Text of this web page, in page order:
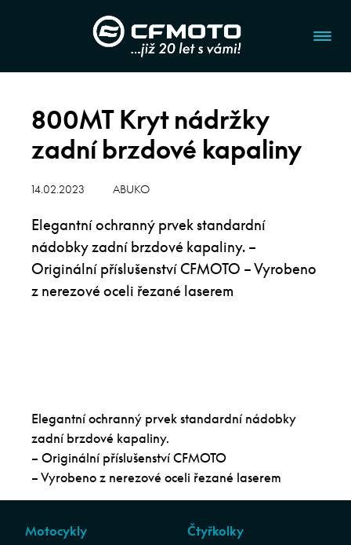
800MT Kryt nádržky
zadní brzdové kapaliny
14.02.2023 ABUKO
Elegantní ochranný prvek standardní
nádobky zadní brzdové kapaliny. –
Originální příslušenství CFMOTO – Vyrobeno
z nerezové oceli řezané laserem
Elegantní ochranný prvek standardní nádobky
zadní brzdové kapaliny.
– Originální příslušenství CFMOTO
– Vyrobeno z nerezové oceli řezané laserem
Motocykly
Čtyřkolky